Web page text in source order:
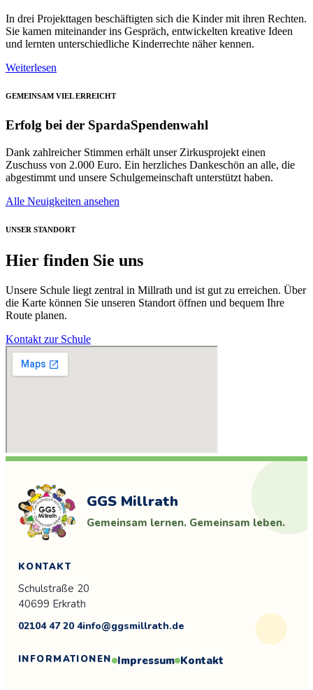
In drei Projekttagen beschäftigten sich die Kinder mit ihren Rechten.
Sie kamen miteinander ins Gespräch, entwickelten kreative Ideen
und lernten unterschiedliche Kinderrechte näher kennen.
Weiterlesen
GEMEINSAM VIEL ERREICHT
Erfolg bei der SpardaSpendenwahl
Dank zahlreicher Stimmen erhält unser Zirkusprojekt einen
Zuschuss von 2.000 Euro. Ein herzliches Dankeschön an alle, die
abgestimmt und unsere Schulgemeinschaft unterstützt haben.
Alle Neuigkeiten ansehen
UNSER STANDORT
Hier finden Sie uns
Unsere Schule liegt zentral in Millrath und ist gut zu erreichen. Über
die Karte können Sie unseren Standort öffnen und bequem Ihre
Route planen.
Kontakt zur Schule
GGS Millrath
Gemeinsam lernen. Gemeinsam leben.
KONTAKT
Schulstraße 20
40699 Erkrath
02104 47 20 4info@ggsmillrath.de
INFORMATIONEN Impressum Kontakt